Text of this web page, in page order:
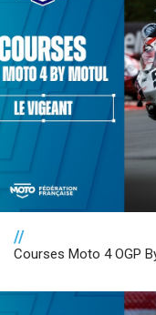
//
Courses Moto 4 OGP